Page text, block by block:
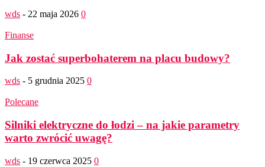
wds - 22 maja 2026 0
Finanse
Jak zostać superbohaterem na placu budowy?
wds - 5 grudnia 2025 0
Polecane
Silniki elektryczne do łodzi – na jakie parametry
warto zwrócić uwagę?
wds - 19 czerwca 2025 0